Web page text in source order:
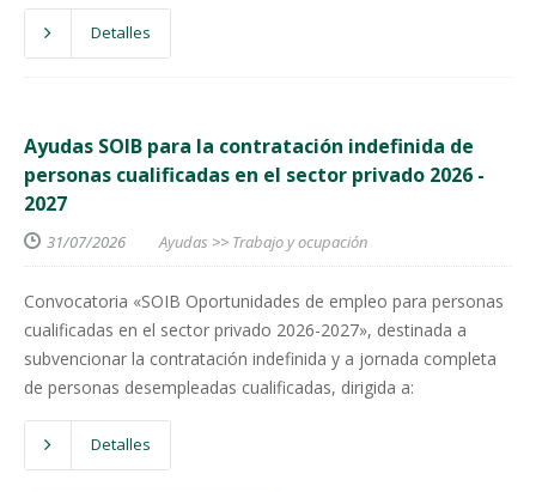
Detalles
Ayudas SOIB para la contratación indefinida de
personas cualificadas en el sector privado 2026 -
2027
31/07/2026 Ayudas >> Trabajo y ocupación
Convocatoria «SOIB Oportunidades de empleo para personas
cualificadas en el sector privado 2026-2027», destinada a
subvencionar la contratación indefinida y a jornada completa
de personas desempleadas cualificadas, dirigida a:
Detalles